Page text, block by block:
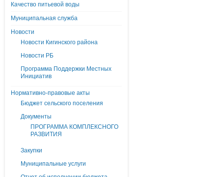
Качество питьевой воды
Муниципальная служба
Новости
Новости Кигинского района
Новости РБ
Программа Поддержки Местных
Инициатив
Нормативно-правовые акты
Бюджет сельского поселения
Документы
ПРОГРАММА КОМПЛЕКСНОГО
РАЗВИТИЯ
Закупки
Муниципальные услуги